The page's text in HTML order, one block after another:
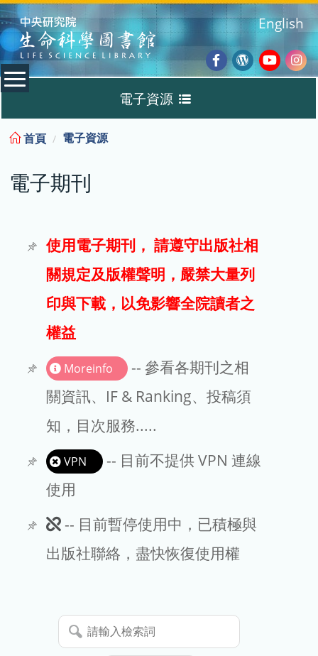
:::
Facebook
Wordpress
English
電子資源
電子期刊
試用
文章處理費
EndNote
首頁 電子資源
電子期刊
使用電子期刊， 請遵守出版社相
關規定及版權聲明，嚴禁大量列
印與下載，以免影響全院讀者之
權益
Moreinfo
-- 參看各期刊之相
關資訊、IF & Ranking、投稿須
知，目次服務.....
VPN
-- 目前不提供 VPN 連線
使用
此
期
暫
停
-- 目前暫停使用中，已積極與
出版社聯絡，盡快恢復使用權
請
輸